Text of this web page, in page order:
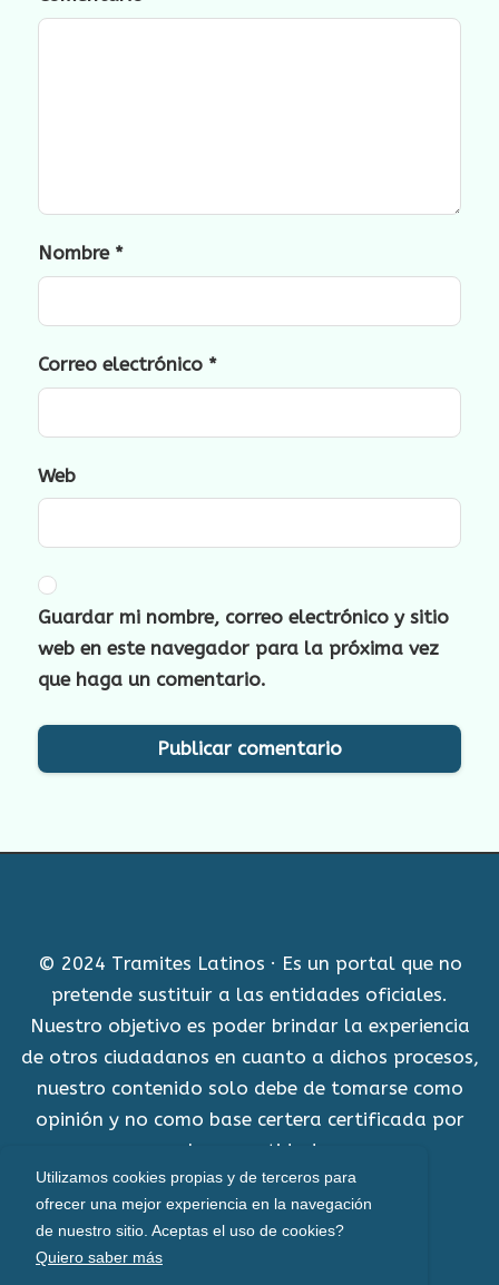
Nombre *
Correo electrónico *
Web
Guardar mi nombre, correo electrónico y sitio
web en este navegador para la próxima vez
que haga un comentario.
© 2024 Tramites Latinos · Es un portal que no
pretende sustituir a las entidades oficiales.
Nuestro objetivo es poder brindar la experiencia
de otros ciudadanos en cuanto a dichos procesos,
nuestro contenido solo debe de tomarse como
opinión y no como base certera certificada por
alguna entidad.
Aviso Legal
Política de cookies
Utilizamos cookies propias y de terceros para
ofrecer una mejor experiencia en la navegación
de nuestro sitio. Aceptas el uso de cookies?
Quiero saber más